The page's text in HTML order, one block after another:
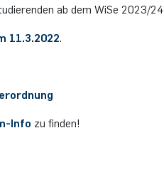
ab dem WiSe 2023/24
11.3.2022.
Info zu finden!